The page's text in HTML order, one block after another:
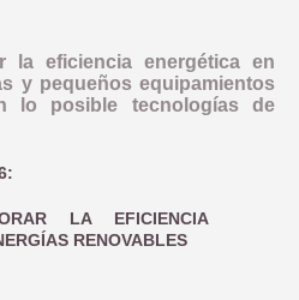
la eficiencia energética en
y pequeños equipamientos
lo posible tecnologías de
LA EFICIENCIA
RENOVABLES